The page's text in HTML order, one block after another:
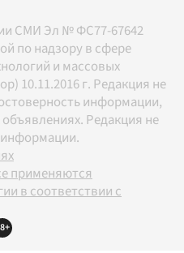
СМИ Эл № ФС77-67642
по надзору в сфере
и массовых
10.11.2016 г. Редакция не
информации,
Редакция не
применяются
в соответствии с